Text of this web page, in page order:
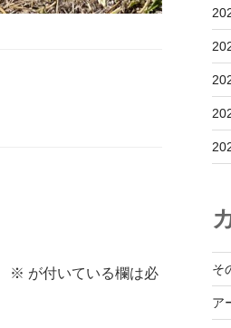
※ が付いている欄は必
そ
ア